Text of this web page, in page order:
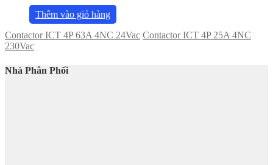
Thêm vào giỏ hàng
Contactor ICT 4P 63A 4NC 24Vac Contactor ICT 4P 25A 4NC
230Vac
Nhà Phân Phối